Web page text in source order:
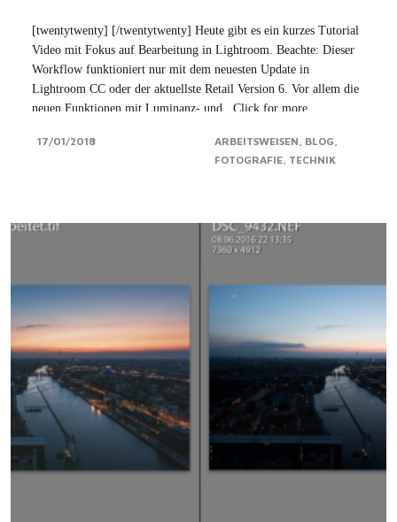
[twentytwenty] [/twentytwenty] Heute gibt es ein kurzes Tutorial
Video mit Fokus auf Bearbeitung in Lightroom. Beachte: Dieser
Workflow funktioniert nur mit dem neuesten Update in
Lightroom CC oder der aktuellste Retail Version 6. Vor allem die
neuen Funktionen mit Luminanz- und...Click for more
17/01/2018 ARBEITSWEISEN BLOG
FOTOGRAFIE TECHNIK